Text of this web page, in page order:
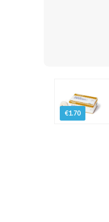
€1.70